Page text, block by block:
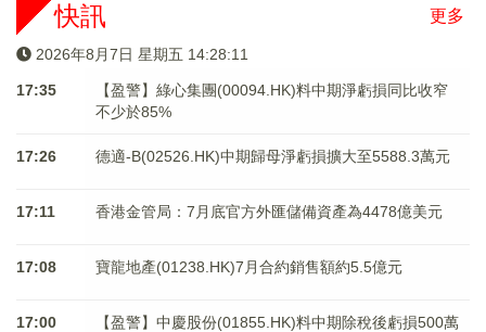
更多
快訊
2026年8月7日 星期五 14:28:11
17:35
【盈警】綠心集團(00094.HK)料中期淨虧損同比收窄
不少於85%
17:26 德適-B(02526.HK)中期歸母淨虧損擴大至5588.3萬元
17:11 香港金管局：7月底官方外匯儲備資產為4478億美元
17:08 寶龍地產(01238.HK)7月合約銷售額約5.5億元
17:00
【盈警】中慶股份(01855.HK)料中期除稅後虧損500萬